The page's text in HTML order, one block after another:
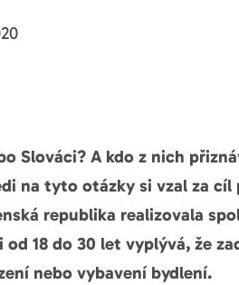
Slováci? A kdo z nich
na tyto otázky si vzal za cíl
republika realizovala
18 do 30 let vyplývá, že
nebo vybavení bydlení.